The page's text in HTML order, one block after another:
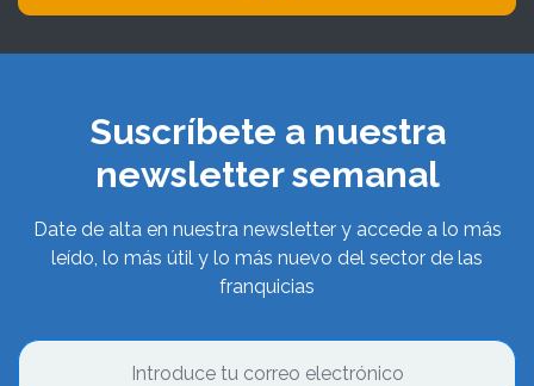
Suscríbete a nuestra
newsletter semanal
Date de alta en nuestra newsletter y accede a lo más
leído, lo más útil y lo más nuevo del sector de las
franquicias